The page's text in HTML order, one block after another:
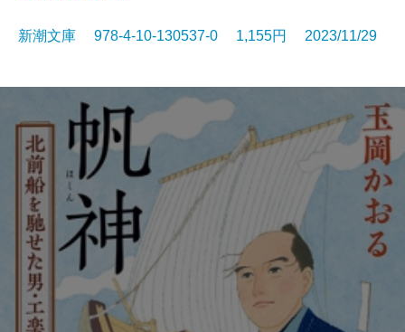
新潮文庫 978-4-10-130537-0 1,155円 2023/11/29